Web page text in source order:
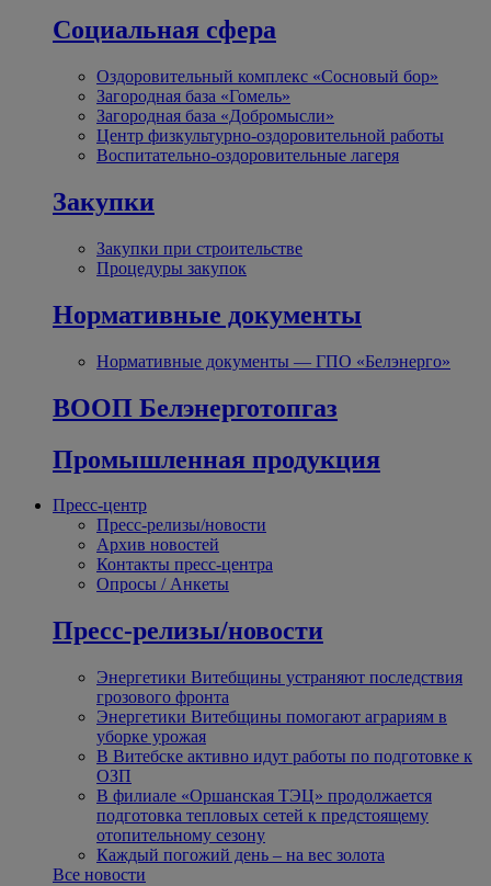
Социальная сфера
Оздоровительный комплекс «Сосновый бор»
Загородная база «Гомель»
Загородная база «Добромысли»
Центр физкультурно-оздоровительной работы
Воспитательно-оздоровительные лагеря
Закупки
Закупки при строительстве
Процедуры закупок
Нормативные документы
Нормативные документы — ГПО «Белэнерго»
ВООП Белэнерготопгаз
Промышленная продукция
Пресс-центр
Пресс-релизы/новости
Архив новостей
Контакты пресс-центра
Опросы / Анкеты
Пресс-релизы/новости
Энергетики Витебщины устраняют последствия
грозового фронта
Энергетики Витебщины помогают аграриям в
уборке урожая
В Витебске активно идут работы по подготовке к
ОЗП
В филиале «Оршанская ТЭЦ» продолжается
подготовка тепловых сетей к предстоящему
отопительному сезону
Каждый погожий день – на вес золота
Все новости